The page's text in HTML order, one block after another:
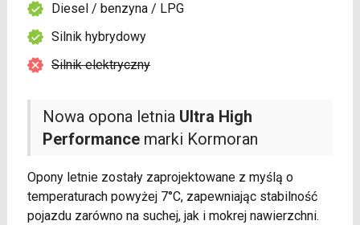
Nowa opona letnia Ultra High
Performancemarki Kormoran
Opony letnie zostały zaprojektowane z myślą o
temperaturach powyżej 7°C, zapewniając stabilność
pojazdu zarówno na suchej, jak i mokrej nawierzchni.
Diesel / benzyna / LPG
Silnik hybrydowy
Silnik elektryczny